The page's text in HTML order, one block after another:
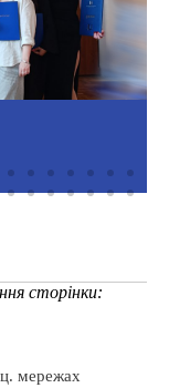
сторінки:
мережах